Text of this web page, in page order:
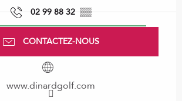
02 99 88 32 ▒▒
CONTACTEZ-NOUS
www.dinardgolf.com